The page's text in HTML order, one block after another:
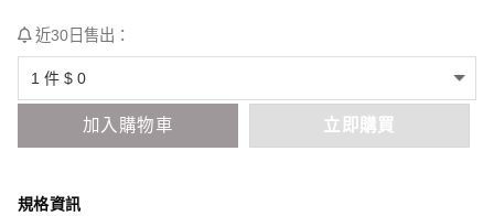
近30日售出：
加入購物車 立即購買
規格資訊